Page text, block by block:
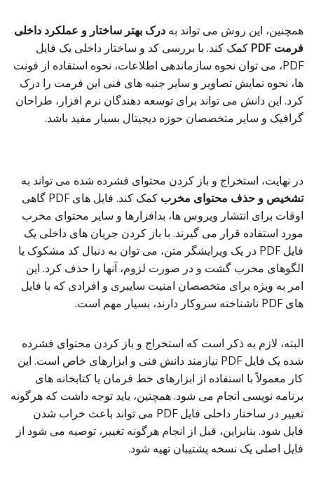
همچنین، این روش می تواند به درک بهتر ساختار و عملکرد داخلی
فرمت PDF
کمک کند. با بررسی کد و ساختار داخلی یک فایل
PDF، می توان نحوه سازماندهی اطلاعات، نحوه استفاده از فونت
ها، نحوه نمایش تصاویر و سایر جنبه های فنی این فرمت را درک
کرد. این دانش می تواند برای توسعه دهندگان نرم افزار، طراحان
گرافیک و سایر متخصصان حوزه دیجیتال بسیار مفید باشد.
در نهایت، استخراج و باز کردن محتوای فشرده شده می تواند به
تشخیص و حذف محتوای مخرب
کمک کند. فایل های PDF گاهی
اوقات برای انتشار ویروس ها، بدافزارها و سایر محتوای مخرب
مورد استفاده قرار می گیرند. با باز کردن جریان های داخلی یک
فایل PDF در یک ویرایشگر متن، می توان به دنبال کد مشکوک یا
الگوهای مخرب گشت و در صورت لزوم، آنها را حذف کرد. این
امر به ویژه برای متخصصان امنیت سایبری و افرادی که با فایل
های PDF ناشناخته سروکار دارند، بسیار مهم است.
البته، لازم به ذکر است که استخراج و باز کردن محتوای فشرده
شده یک فایل PDF نیازمند دانش فنی و ابزارهای خاص است. این
کار معمولاً با استفاده از ابزارهای خط فرمان یا کتابخانه های
برنامه نویسی انجام می شود. همچنین، باید توجه داشت که هرگونه
تغییر در ساختار داخلی فایل PDF می تواند باعث خراب شدن
فایل شود. بنابراین، قبل از انجام هرگونه تغییر، توصیه می شود از
فایل اصلی یک نسخه پشتیبان تهیه شود.